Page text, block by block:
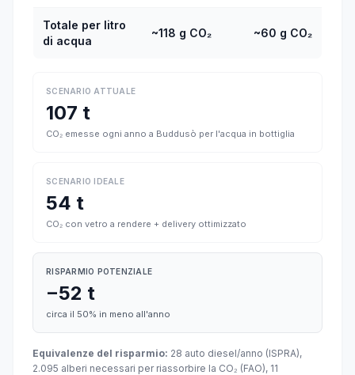
Totale per litro
di acqua
~118 g CO₂ ~60 g CO₂
SCENARIO ATTUALE
107 t
CO₂ emesse ogni anno a Buddusò per l'acqua in bottiglia
SCENARIO IDEALE
54 t
CO₂ con vetro a rendere + delivery ottimizzato
RISPARMIO POTENZIALE
−52 t
circa il 50% in meno all'anno
Equivalenze del risparmio: 28 auto diesel/anno (ISPRA),
2.095 alberi necessari per riassorbire la CO₂ (FAO), 11